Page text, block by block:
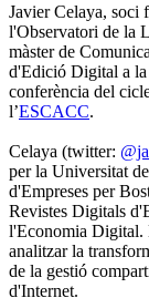
Javier Celaya, soci
l'Observatori de la
màster de
d'Edició Digital a
conferència del
l’ESCACC.
Celaya (twitter:
per la Universitat
d'Empreses per
Revistes Digitals
l'Economia Digital.
analitzar la
de la gestió
d'Internet.